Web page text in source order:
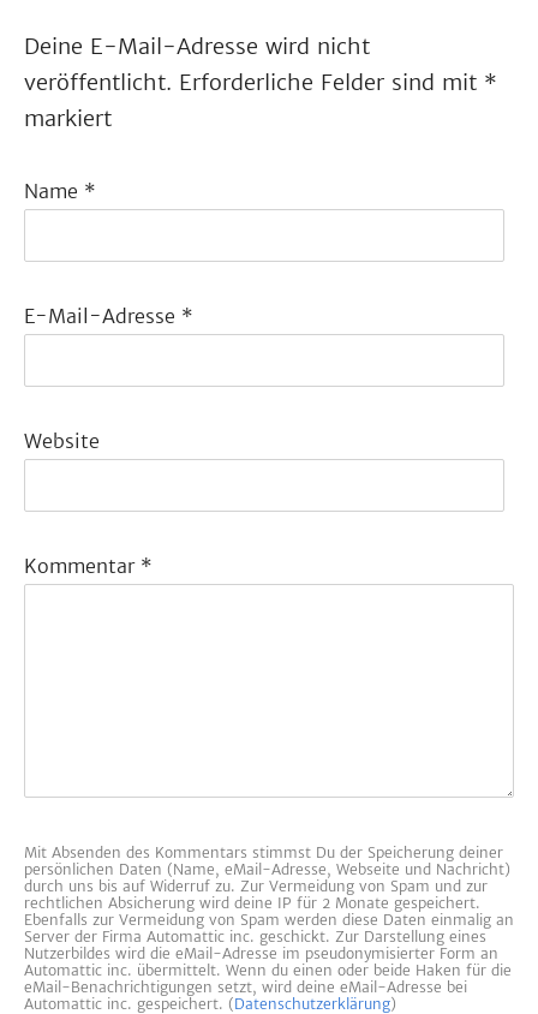
Deine E-Mail-Adresse wird nicht
veröffentlicht. Erforderliche Felder sind mit *
markiert
Name *
E-Mail-Adresse *
Website
Kommentar *
Mit Absenden des Kommentars stimmst Du der Speicherung deiner
persönlichen Daten (Name, eMail-Adresse, Webseite und Nachricht)
durch uns bis auf Widerruf zu. Zur Vermeidung von Spam und zur
rechtlichen Absicherung wird deine IP für 2 Monate gespeichert.
Ebenfalls zur Vermeidung von Spam werden diese Daten einmalig an
Server der Firma Automattic inc. geschickt. Zur Darstellung eines
Nutzerbildes wird die eMail-Adresse im pseudonymisierter Form an
Automattic inc. übermittelt. Wenn du einen oder beide Haken für die
eMail-Benachrichtigungen setzt, wird deine eMail-Adresse bei
Automattic inc. gespeichert. (Datenschutzerklärung)